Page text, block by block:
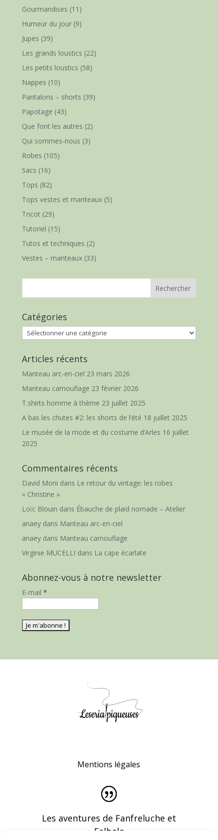
Gourmandises (11)
Humeur du jour(9)
Jupes (39)
Les grands loustics (22)
Les petits loustics (58)
Nappes (10)
Pantalons – shorts (39)
Papotage (43)
Que font les autres (2)
Qui sommes-nous (3)
Robes (105)
Sacs (16)
Tops (82)
Tops vestes et manteaux(5)
Tricot(29)
Tutoriel (15)
Tutos et techniques (2)
Vestes – manteaux(33)
Catégories
Catégories
Articles récents
Manteau arc-en-ciel 23 mars 2026
Manteau camouflage 23 février 2026
T.shirts homme à thème 23 juillet 2025
A bas les chutes #2: les shorts de l’été 18 juillet 2025
Le musée de la mode et du costume d’Arles 16 juillet
2025
Commentaires récents
David Moni dans Le retour du vintage: les robes
« Christine »
Loïc Blouin dans Ébauche de plaid nomade – Atelier
anaeydans Manteau arc-en-ciel
anaeydans Manteau camouflage
Virginie MUCELLI dans La cape écarlate
Abonnez-vous à notre newsletter
E-mail *
Mentions légales
Les aventures de Fanfreluche et
Falbala